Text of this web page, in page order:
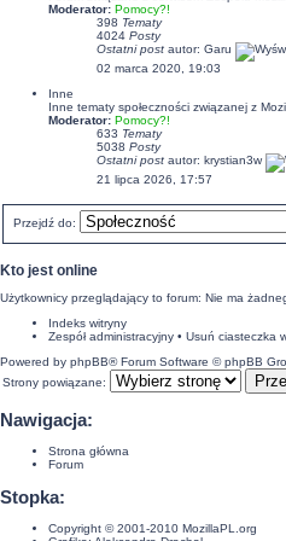
Moderator: Pomocy?!
398 Tematy
4024 Posty
Ostatni post autor: Garu
02 marca 2020, 19:03
Inne
Inne tematy społeczności związanej z
Moderator: Pomocy?!
633 Tematy
5038 Posty
Ostatni post autor: krystian3w
21 lipca 2026, 17:57
Przejdź do:
Kto jest online
Użytkownicy przeglądający to forum: Nie ma
Indeks witryny
Zespół administracyjny • Usuń ciasteczka
Powered by phpBB® Forum Software © phpBB
Strony powiązane:
Nawigacja:
Strona główna
Forum
Stopka:
Copyright © 2001-2010 MozillaPL.org